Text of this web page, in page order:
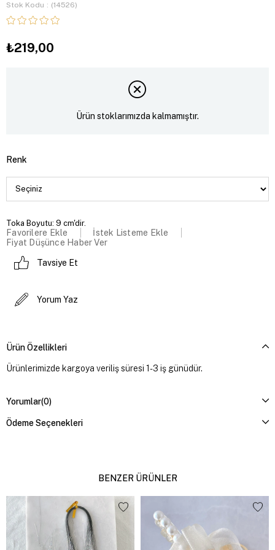
Stok Kodu (14526)
₺219,00
Ürün stoklarımızda kalmamıştır.
Renk
Toka Boyutu: 9 cm'dir.
Favorilere Ekle
İstek Listeme Ekle
Fiyat Düşünce Haber Ver
Tavsiye Et
Yorum Yaz
Ürün Özellikleri
Ürünlerimizde kargoya veriliş süresi 1-3 iş günüdür.
Yorumlar(0)
Ödeme Seçenekleri
BENZER ÜRÜNLER